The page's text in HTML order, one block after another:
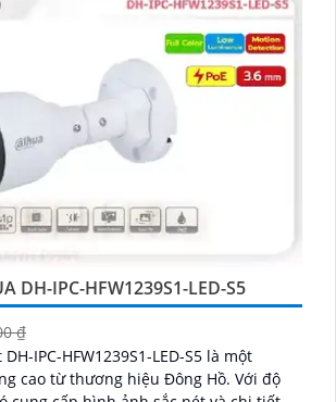
DH-IPC-HFW1239S1-LED-S5
₫
IPC-HFW1239S1-LED-S5 là một
từ thương hiệu Đông Hồ. Với độ